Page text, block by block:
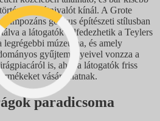
látnivalót kínál. A Grote
impozáns gótikus építészeti stílusban
a látogatók felfedezhetik a Teylers
múzeuma, és amely
gyűjteményeivel vonzza a
is, ahol a látogatók friss
vásárolhatnak.
paradicsoma